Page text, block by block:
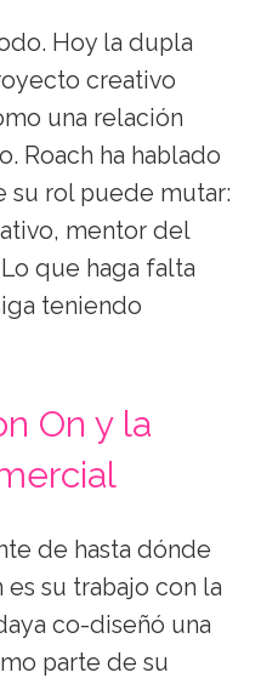
Hoy la dupla
creativo
una relación
Roach ha hablado
su rol puede mutar:
mentor del
que haga falta
teniendo
On y la
de hasta dónde
su trabajo con la
co-diseñó una
parte de su